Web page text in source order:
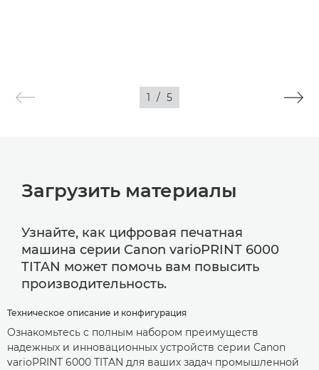
1 / 5
Загрузить материалы
Узнайте, как цифровая печатная
машина серии Canon varioPRINT 6000
TITAN может помочь вам повысить
производительность.
Техническое описание и конфигурация
Ознакомьтесь с полным набором преимуществ
надежных и инновационных устройств серии Canon
varioPRINT 6000 TITAN для ваших задач промышленной